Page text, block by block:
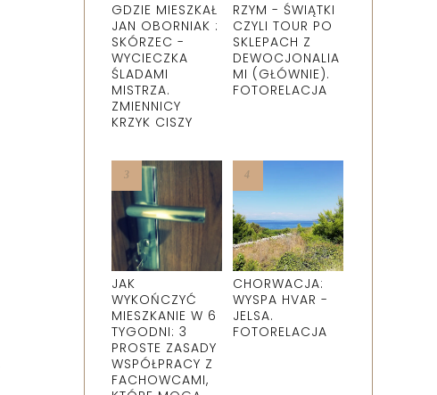
GDZIE MIESZKAŁ
JAN OBORNIAK :
SKÓRZEC -
WYCIECZKA
ŚLADAMI
MISTRZA.
ZMIENNICY
KRZYK CISZY
RZYM - ŚWIĄTKI
CZYLI TOUR PO
SKLEPACH Z
DEWOCJONALIA
MI (GŁÓWNIE).
FOTORELACJA
JAK
WYKOŃCZYĆ
MIESZKANIE W 6
TYGODNI: 3
PROSTE ZASADY
WSPÓŁPRACY Z
FACHOWCAMI,
CHORWACJA:
WYSPA HVAR -
JELSA.
FOTORELACJA